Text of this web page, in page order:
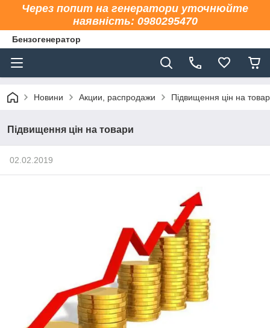
Через попит на генератори уточнюйте
наявність: 0980295470
Бензогенератор
Новини Акции, распродажи Підвищення цін на
Підвищення цін на товари
02.02.2019